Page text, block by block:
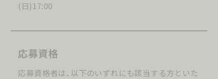
(日)17:00
応募資格
応募資格者は、以下のいずれにも該当する方といた